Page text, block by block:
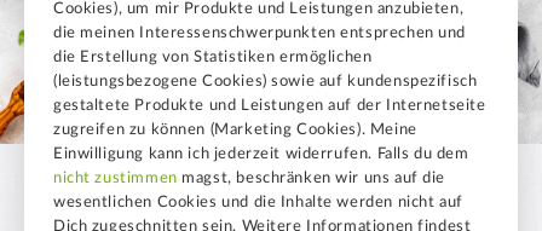
Cookies), um mir Produkte und Leistungen anzubieten,
die meinen Interessenschwerpunkten entsprechen und
die Erstellung von Statistiken ermöglichen
(leistungsbezogene Cookies) sowie auf kundenspezifisch
gestaltete Produkte und Leistungen auf der Internetseite
zugreifen zu können (Marketing Cookies). Meine
Einwilligung kann ich jederzeit widerrufen. Falls du dem
nicht zustimmen magst, beschränken wir uns auf die
wesentlichen Cookies und die Inhalte werden nicht auf
Dich zugeschnitten sein. Weitere Informationen findest